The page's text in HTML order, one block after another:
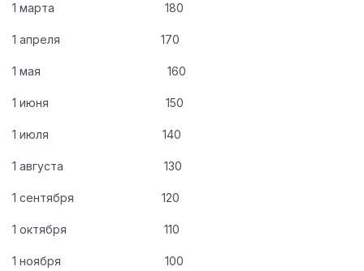
1 марта 180
1 апреля 170
1 мая 160
1 июня 150
1 июля 140
1 августа 130
1 сентября 120
1 октября 110
1 ноября 100